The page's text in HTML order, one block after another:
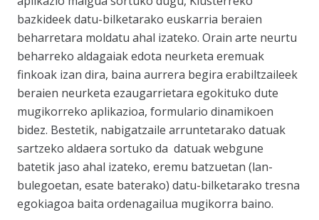
bazkideek datu-bilketarako euskarria beraien
beharretara moldatu ahal izateko. Orain arte neurtu
beharreko aldagaiak edota neurketa eremuak
finkoak izan dira, baina aurrera begira erabiltzaileek
beraien neurketa ezaugarrietara egokituko dute
mugikorreko aplikazioa, formulario dinamikoen
bidez. Bestetik, nabigatzaile arruntetarako datuak
sartzeko aldaera sortuko da datuak webgune
batetik jaso ahal izateko, eremu batzuetan (lan-
bulegoetan, esate baterako) datu-bilketarako tresna
egokiagoa baita ordenagailua mugikorra baino.